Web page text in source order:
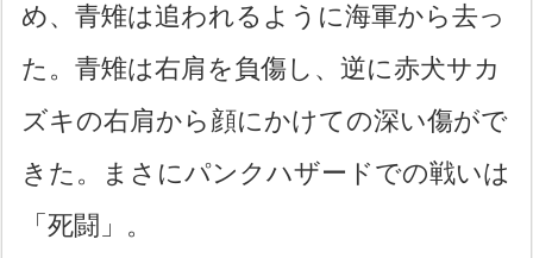
め、青雉は追われるように海軍から去っ
た。青雉は右肩を負傷し、逆に赤犬サカ
ズキの右肩から顔にかけての深い傷がで
きた。まさにパンクハザードでの戦いは
「死闘」。